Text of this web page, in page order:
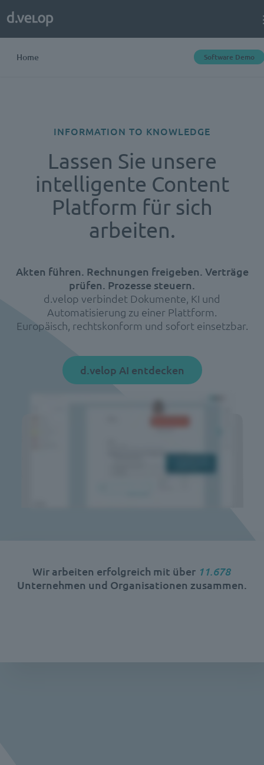
Home Software Demo
INFORMATION TO KNOWLEDGE
Lassen Sie unsere
intelligente Content
Platform für sich
arbeiten.
Akten führen. Rechnungen freigeben. Verträge
prüfen. Prozesse steuern.
d.velop verbindet Dokumente, KI und
Automatisierung zu einer Plattform.
Europäisch, rechtskonform und sofort einsetzbar.
d.velop AI entdecken
Wir arbeiten erfolgreich mit über 11.925
Unternehmen und Organisationen zusammen.